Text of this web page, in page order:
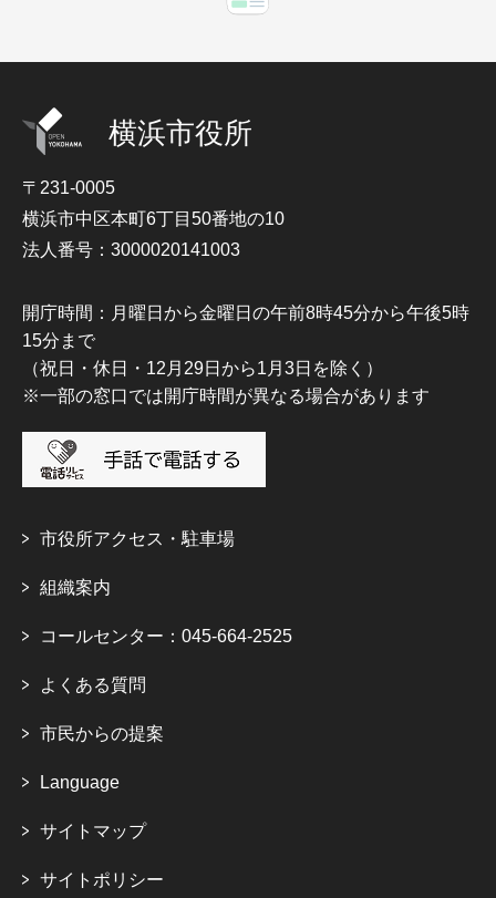
横浜市役所
〒231-0005
横浜市中区本町6丁目50番地の10
法人番号：3000020141003
開庁時間：月曜日から金曜日の午前8時45分から午後5時
15分まで
（祝日・休日・12月29日から1月3日を除く）
※一部の窓口では開庁時間が異なる場合があります
市役所アクセス・駐車場
組織案内
コールセンター：045-664-2525
よくある質問
市民からの提案
Language
サイトマップ
サイトポリシー